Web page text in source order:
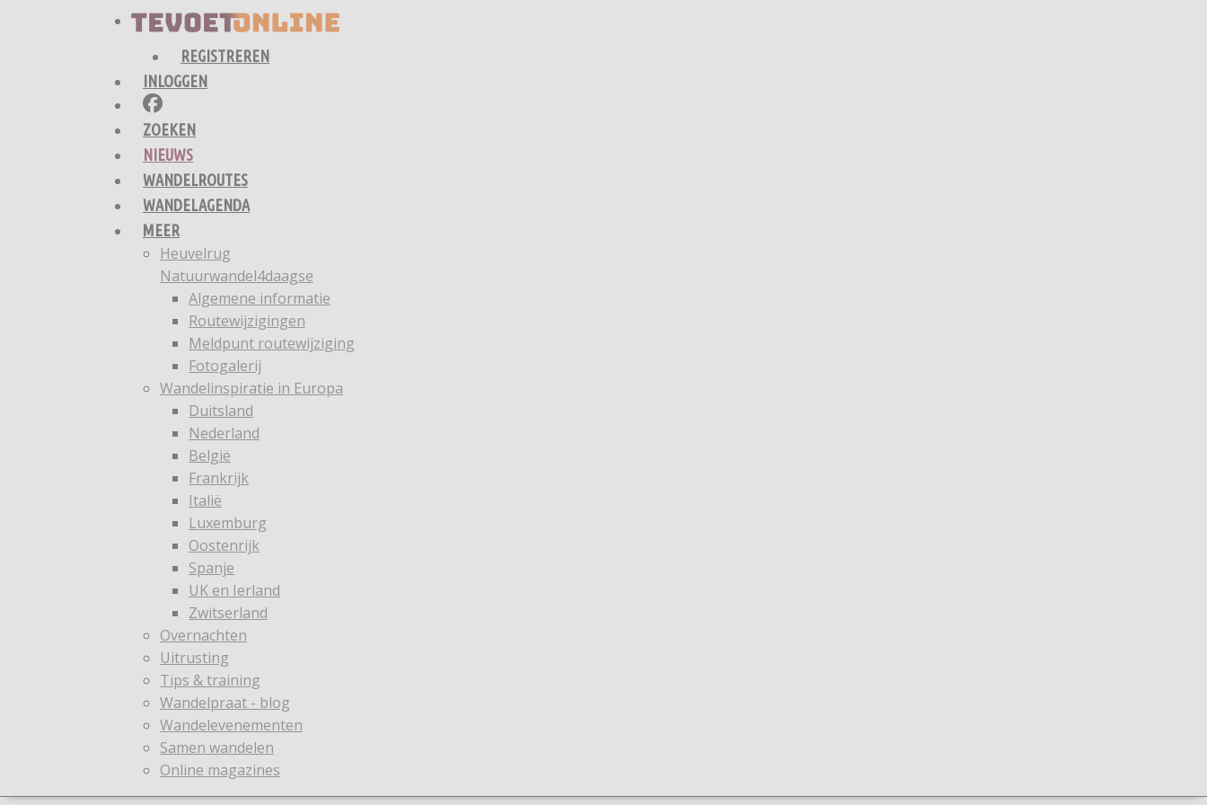
REGISTREREN
INLOGGEN
ZOEKEN
NIEUWS
WANDELROUTES
WANDELAGENDA
MEER
Heuvelrug
Natuurwandel4daagse
Algemene informatie
Routewijzigingen
Meldpunt routewijziging
Fotogalerij
Wandelinspiratie in Europa
Duitsland
Nederland
België
Frankrijk
Italië
Luxemburg
Oostenrijk
Spanje
UK en Ierland
Zwitserland
Overnachten
Uitrusting
Tips & training
Wandelpraat - blog
Wandelevenementen
Samen wandelen
Online magazines